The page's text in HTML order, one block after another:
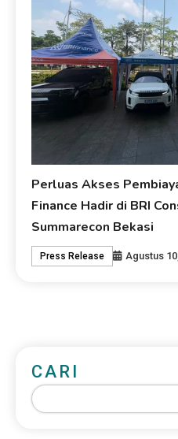
Perluas Akses
Finance Hadir di BRI
Summarecon Bekasi
Press Release Agustus
CARI